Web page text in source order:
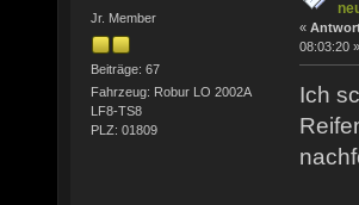
Jr. Member
Beiträge: 67
Fahrzeug: Robur LO 2002A
LF8-TS8
PLZ: 01809
«
08:03:20 »
Ich